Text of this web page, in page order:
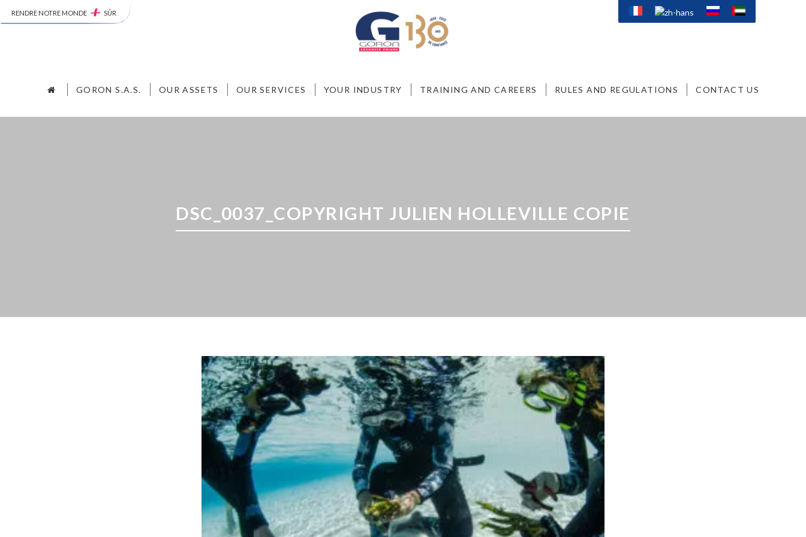
RENDRE NOTRE MONDE SÛR
GORON S.A.S. OUR ASSETS OUR SERVICES YOUR INDUSTRY TRAINING AND CAREERS RULES AND REGULATIONS CONTACT US
DSC_0037_COPYRIGHT JULIEN HOLLEVILLE COPIE